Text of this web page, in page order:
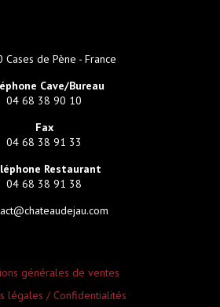
Cases de Pène - France
Cave/Bureau
04 68 38 90 10
Fax
04 68 38 91 33
Restaurant
04 68 38 91 38
générales de ventes
légales / Confidentialités